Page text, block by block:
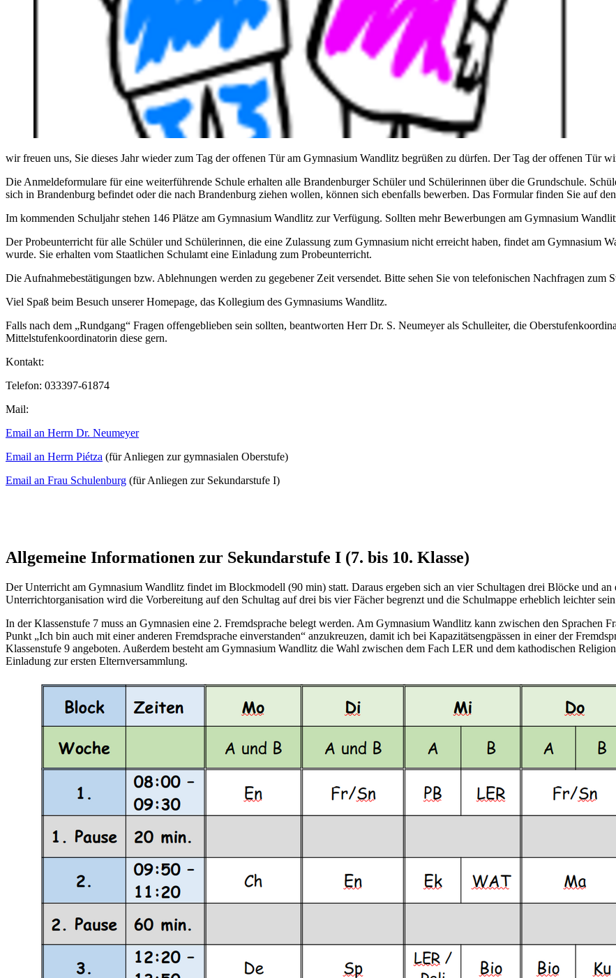
wir freuen uns, Sie dieses Jahr wieder zum Tag der offenen Tür am Gymnasium Wandlitz begrüßen zu dürfen. Der Tag der offenen Tür
Die Anmeldeformulare für eine weiterführende Schule erhalten alle Brandenburger Schüler und Schülerinnen über die Grundschule.
sich in Brandenburg befindet oder die nach Brandenburg ziehen wollen, können sich ebenfalls bewerben. Das Formular finden Sie auf
Im kommenden Schuljahr stehen 146 Plätze am Gymnasium Wandlitz zur Verfügung. Sollten mehr Bewerbungen am Gymnasium
Der Probeunterricht für alle Schüler und Schülerinnen, die eine Zulassung zum Gymnasium nicht erreicht haben, findet am Gymnasium
wurde. Sie erhalten vom Staatlichen Schulamt eine Einladung zum Probeunterricht.
Die Aufnahmebestätigungen bzw. Ablehnungen werden zu gegebener Zeit versendet. Bitte sehen Sie von telefonischen Nachfragen
Viel Spaß beim Besuch unserer Homepage, das Kollegium des Gymnasiums Wandlitz.
Falls nach dem „Rundgang“ Fragen offengeblieben sein sollten, beantworten Herr Dr. S. Neumeyer als Schulleiter, die
Mittelstufenkoordinatorin diese gern.
Kontakt:
Telefon: 033397-61874
Mail:
Email an Herrn Dr. Neumeyer
Email an Herrn Piétza (für Anliegen zur gymnasialen Oberstufe)
Email an Frau Schulenburg (für Anliegen zur Sekundarstufe I)
Allgemeine Informationen zur Sekundarstufe I (7. bis 10. Klasse)
Der Unterricht am Gymnasium Wandlitz findet im Blockmodell (90 min) statt. Daraus ergeben sich an vier Schultagen drei Blöcke und
Unterrichtorganisation wird die Vorbereitung auf den Schultag auf drei bis vier Fächer begrenzt und die Schulmappe erheblich leichter
In der Klassenstufe 7 muss an Gymnasien eine 2. Fremdsprache belegt werden. Am Gymnasium Wandlitz kann zwischen den Sprachen
Punkt „Ich bin auch mit einer anderen Fremdsprache einverstanden“ anzukreuzen, damit ich bei Kapazitätsengpässen in einer der
Klassenstufe 9 angeboten. Außerdem besteht am Gymnasium Wandlitz die Wahl zwischen dem Fach LER und dem kathodischen
Einladung zur ersten Elternversammlung.